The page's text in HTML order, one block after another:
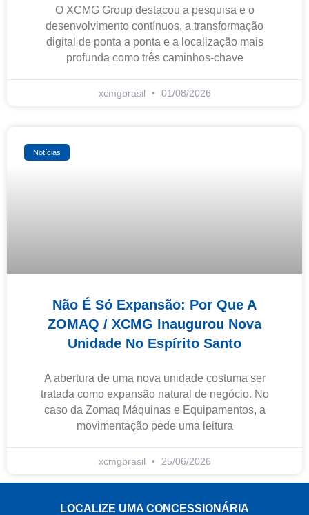
O XCMG Group destacou a pesquisa e o
desenvolvimento contínuos, a transformação
digital de ponta a ponta e a localização mais
profunda como três caminhos-chave
xcmgbrasil 01/08/2026
Notícias
Não É Só Expansão: Por Que A
ZOMAQ / XCMG Inaugurou Nova
Unidade No Espírito Santo
A abertura de uma nova unidade costuma ser
tratada como expansão natural de negócio. No
caso da Zomaq Máquinas e Equipamentos, a
movimentação pede uma leitura
xcmgbrasil 25/06/2026
LOCALIZE UMA CONCESSIONÁRIA